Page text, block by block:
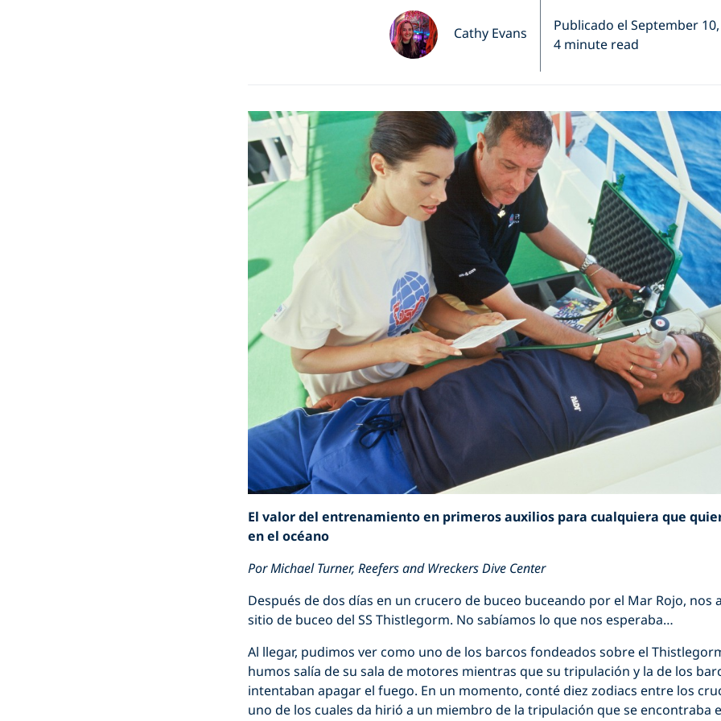
Cathy Evans
Publicado el September
4 minute read
El valor del entrenamiento en primeros auxilios para cualquiera que
en el océano
Por Michael Turner, Reefers and Wreckers Dive Center
Después de dos días en un crucero de buceo buceando por el Mar Rojo, nos
sitio de buceo del SS Thistlegorm. No sabíamos lo que nos esperaba…
Al llegar, pudimos ver como uno de los barcos fondeados sobre el
humos salía de su sala de motores mientras que su tripulación y la de los
intentaban apagar el fuego. En un momento, conté diez zodiacs entre los
uno de los cuales da hirió a un miembro de la tripulación que se encontraba